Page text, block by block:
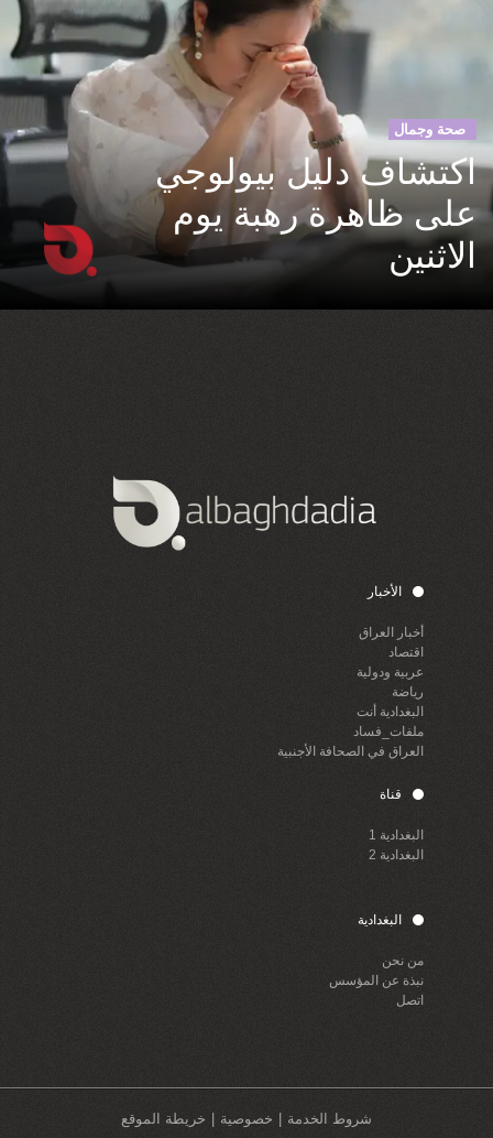
صحة وجمال
اكتشاف دليل بيولوجي
على ظاهرة رهبة يوم
الاثنين
الأخبار
أخبار العراق
اقتصاد
عربية ودولية
رياضة
البغدادية أنت
ملفات_فساد
العراق في الصحافة الأجنبية
قناة
البغدادية 1
البغدادية 2
البغدادية
من نحن
نبذة عن المؤسس
اتصل
شروط الخدمة خصوصية خريطة الموقع